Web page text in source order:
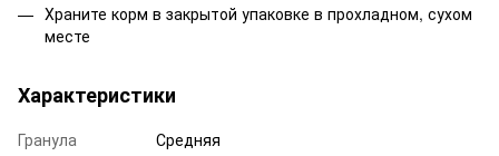
Храните корм в закрытой упаковке в прохладном, сухом
месте
Характеристики
Гранула
Средняя